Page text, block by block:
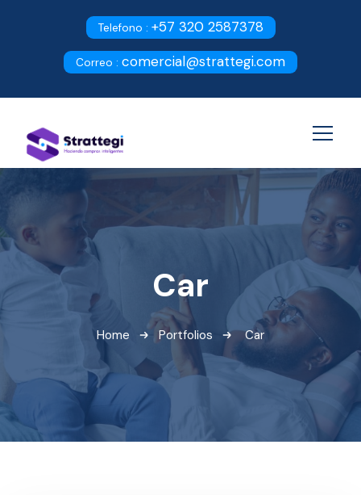
Telefono : +57 320 2587378
Correo : comercial@strattegi.com
Car
Home Portfolios Car